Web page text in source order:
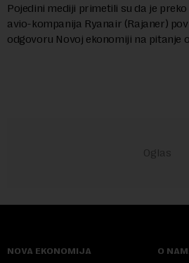
Pojedini mediji primetili su da je
avio-kompanija Ryanair (Rajaner)
odgovoru Novoj ekonomiji na pitanje
NOVA EKONOMIJA O